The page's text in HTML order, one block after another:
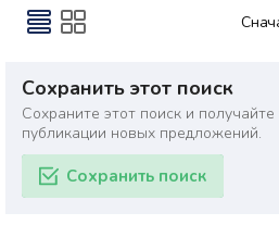
Сохранить этот поиск
Сохраните этот поиск и
публикации новых предложений.
Сохранить поиск